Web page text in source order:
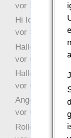
vor 3 Jahre 33
Hi Ich bin
vor 3 Jahre 46
Hallo
vor 6 Jahre 10
Hallo Drak
vor 6 Jahre 10
Angefragt
vor 6 Jahre 10